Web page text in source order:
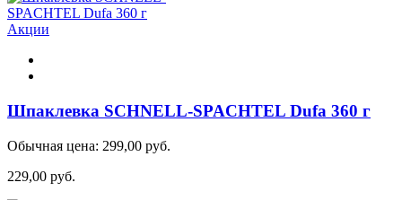
Акции
Шпаклевка SCHNELL-SPACHTEL Dufa 360 г
Обычная цена: 299,00 руб.
229,00 руб.